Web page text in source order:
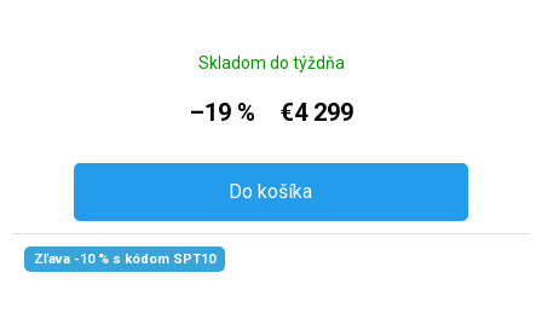
Skladom do týždňa
–19 % €4 299
Do košíka
Zľava -10 % s kódom SPT10